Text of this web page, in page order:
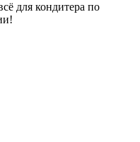
для кондитера по